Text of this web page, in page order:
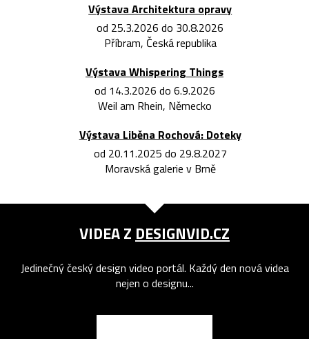
Výstava Architektura opravy
od 25.3.2026 do 30.8.2026
Příbram, Česká republika
Výstava Whispering Things
od 14.3.2026 do 6.9.2026
Weil am Rhein, Německo
Výstava Liběna Rochová: Doteky
od 20.11.2025 do 29.8.2027
Moravská galerie v Brně
VIDEA Z DESIGNVID.CZ
Jedinečný český design video portál. Každý den nová videa
nejen o designu...